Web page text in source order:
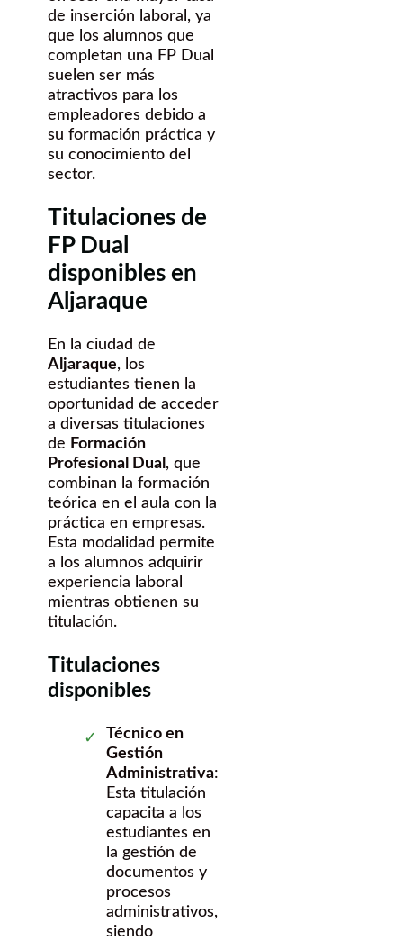
de inserción laboral, ya
que los alumnos que
completan una FP Dual
suelen ser más
atractivos para los
empleadores debido a
su formación práctica y
su conocimiento del
sector.
Titulaciones de
FP Dual
disponibles en
Aljaraque
En la ciudad de
Aljaraque, los
estudiantes tienen la
oportunidad de acceder
a diversas titulaciones
de Formación
Profesional Dual , que
combinan la formación
teórica en el aula con la
práctica en empresas.
Esta modalidad permite
a los alumnos adquirir
experiencia laboral
mientras obtienen su
titulación.
Titulaciones
disponibles
Técnico en
Gestión
Administrativa:
Esta titulación
capacita a los
estudiantes en
la gestión de
documentos y
procesos
administrativos,
siendo